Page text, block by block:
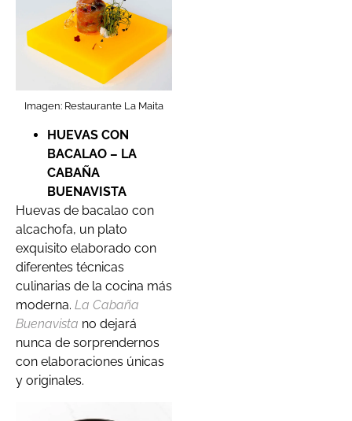
Imagen: Restaurante La Maita
HUEVAS CON
BACALAO – LA
CABAÑA
BUENAVISTA
Huevas de bacalao con
alcachofa, un plato
exquisito elaborado con
diferentes técnicas
culinarias de la cocina más
moderna. La Cabaña
Buenavista no dejará
nunca de sorprendernos
con elaboraciones únicas
y originales.